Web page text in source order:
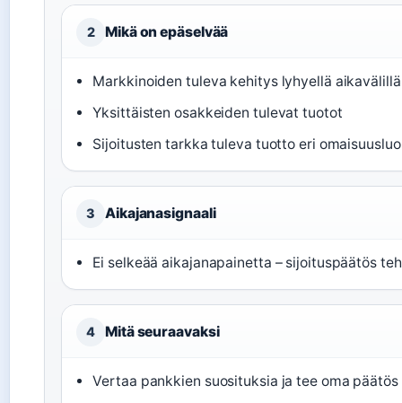
2 Mikä on epäselvää
Markkinoiden tuleva kehitys lyhyellä aikavälillä
Yksittäisten osakkeiden tulevat tuotot
Sijoitusten tarkka tuleva tuotto eri
3 Aikajanasignaali
Ei selkeää aikajanapainetta – sijoituspäätös
4 Mitä seuraavaksi
Vertaa pankkien suosituksia ja tee oma päätös